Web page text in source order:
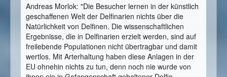
Andreas Morlok: "Die Besucher lernen in der künstlich
geschaffenen Welt der Delfinarien nichts über die
Natürlichkeit von Delfinen. Die wissenschaftlichen
Ergebnisse, die in Delfinarien erzielt werden, sind auf
freilebende Populationen nicht übertragbar und damit
wertlos. Mit Arterhaltung haben diese Anlagen in der
EU ohnehin nichts zu tun, denn noch nie wurde von